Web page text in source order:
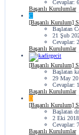
Cevaplar: 6
Başarılı Kurulumlar
C
[Başarılı Kurulum]
Başlatan
21 Şub
Cevaplar: 2
Başarılı Kurulumlar
[Başarılı Kurulum]
Başlatan
29 May
Cevaplar:
Başarılı Kurulumlar
D
[Başarılı Kurulum]
Başlatan
2 Eki 2018
Cevaplar: 7
Başarılı Kurulumlar